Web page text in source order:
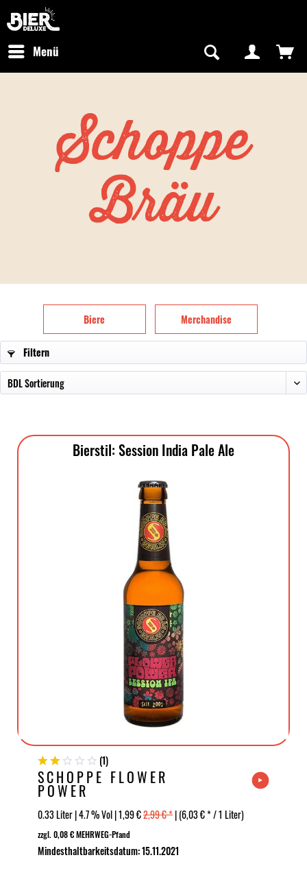
Kostenfreier Versand in Deutschland
Menü
Schoppe
Bräu
Biere Merchandise
Filtern
Bierstil: Session India Pale Ale
(1)
SCHOPPE FLOWER
POWER
0.33 Liter | 4.7 % Vol | 1,99 €2,99 € *| (6,03 € * / 1 Liter)
zzgl. 0,08 € MEHRWEG-Pfand
Mindesthaltbarkeitsdatum: 15.11.2021